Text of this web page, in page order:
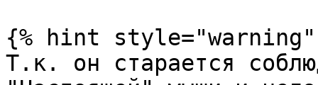
{% hint style="warning"
Т.к. он старается